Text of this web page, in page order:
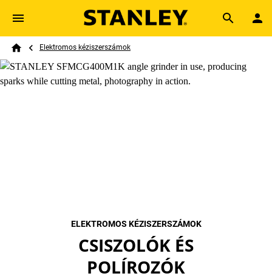
Skip to main content
Search
Breadcrumb
Elektromos kéziszerszámok
ELEKTROMOS KÉZISZERSZÁMOK
CSISZOLÓK ÉS
POLÍROZÓK